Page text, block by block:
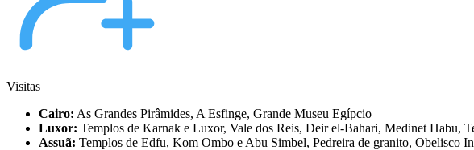
Visitas
Cairo: As Grandes Pirâmides, A Esfinge, Grande Museu Egípcio
Luxor: Templos de Karnak e Luxor, Vale dos Reis, Deir el-Bahari, Medinet Habu,
Assuã: Templos de Edfu, Kom Ombo e Abu Simbel, Pedreira de granito, Obelisco